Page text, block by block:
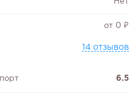
Нет
от 0 ₽
14 отзывов
6.5